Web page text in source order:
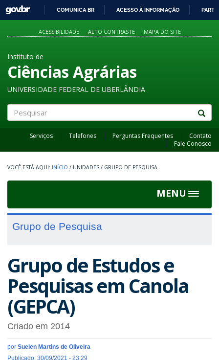
PARA
O
GOVBR
COMUNICA BR ACESSO À INFORMAÇÃO
ACESSIBILIDADE ALTO CONTRASTE MAPA DO SITE
Instituto de
Ciências Agrárias
UNIVERSIDADE FEDERAL DE UBERLÂNDIA
Serviços Telefones Perguntas Frequentes
Contato
Fale Conosco
INÍCIO / UNIDADES / GRUPO DE PESQUISA
MENU
Toggle
Grupo de Pesquisa
Grupo de Estudos e
Pesquisas em Canola
(GEPCA)
Criado em 2014
por Suelen Martins de Oliveira
Publicado: 30/09/2021 - 23:29